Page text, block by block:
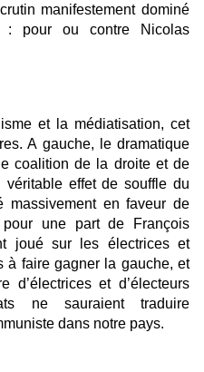
manifestement dominé
: pour ou contre Nicolas
et la médiatisation, cet
A gauche, le dramatique
coalition de la droite et de
véritable effet de souffle du
en faveur de
une part de François
joué sur les électrices et
à faire gagner la gauche, et
d’électrices et d’électeurs
ne sauraient traduire
dans notre pays.